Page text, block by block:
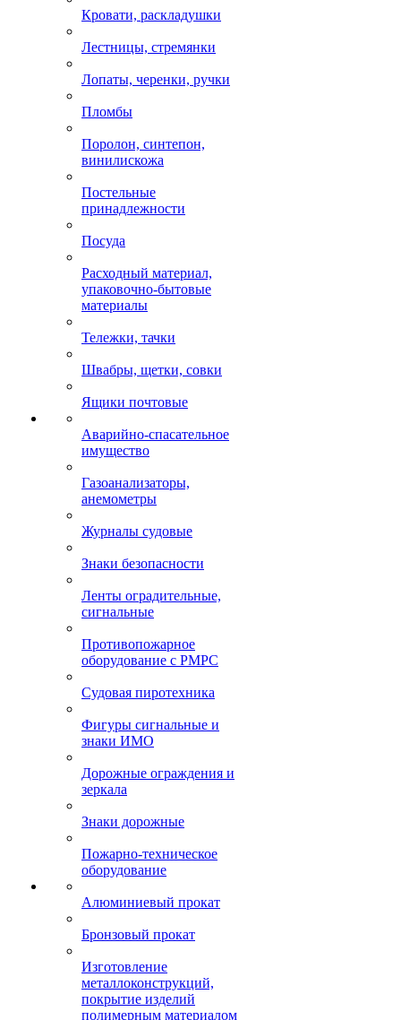
Кровати, раскладушки
Лестницы, стремянки
Лопаты, черенки, ручки
Пломбы
Поролон, синтепон,
винилискожа
Постельные
принадлежности
Посуда
Расходный материал,
упаковочно-бытовые
материалы
Тележки, тачки
Швабры, щетки, совки
Ящики почтовые
Аварийно-спасательное
имущество
Газоанализаторы,
анемометры
Журналы судовые
Знаки безопасности
Ленты оградительные,
сигнальные
Противопожарное
оборудование с РМРС
Судовая пиротехника
Фигуры сигнальные и
знаки ИМО
Дорожные ограждения и
зеркала
Знаки дорожные
Пожарно-техническое
оборудование
Алюминиевый прокат
Бронзовый прокат
Изготовление
металлоконструкций,
покрытие изделий
полимерным материалом